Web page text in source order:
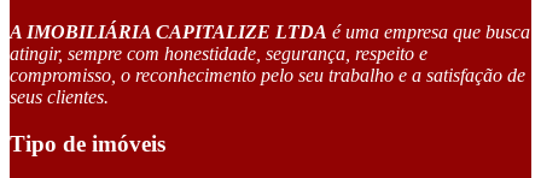
A IMOBILIÁRIA CAPITALIZE LTDA é uma empresa que busca
atingir, sempre com honestidade, segurança, respeito e
compromisso, o reconhecimento pelo seu trabalho e a satisfação de
seus clientes.
Tipo de imóveis